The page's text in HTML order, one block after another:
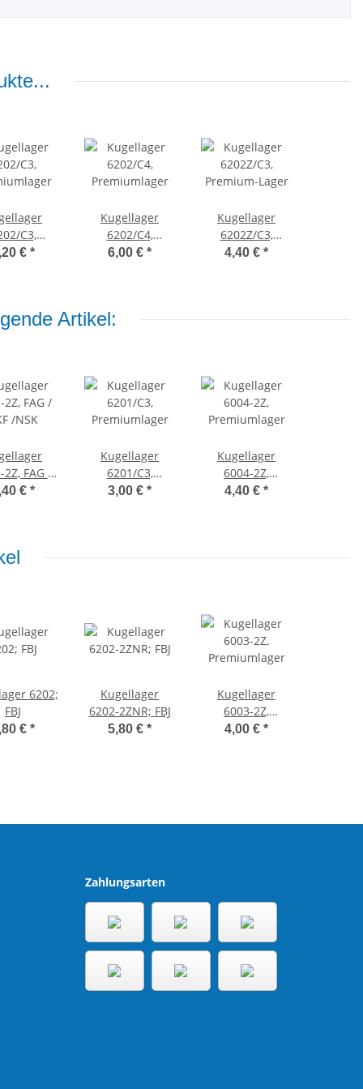
C3,
€ *
Kugellager
6202/C4,
Premiumlager
6,00 € *
Kugellager
6202Z/C3,
Premium-Lager
4,40 € *
Artikel:
2Z, FAG /
/NSK
€ *
Kugellager
6201/C3,
Premiumlager
3,00 € *
Kugellager
6004-2Z,
Premiumlager
4,40 € *
6202;
FBJ
€ *
Kugellager
6202-2ZNR; FBJ
5,80 € *
Kugellager
6003-2Z,
Premiumlager
4,00 € *
Zahlungsarten